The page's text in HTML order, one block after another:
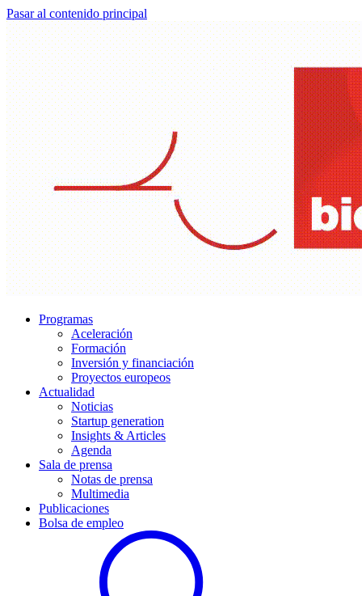
Pasar al contenido principal
Programas
Aceleración
Formación
Inversión y financiación
Proyectos europeos
Actualidad
Noticias
Startup generation
Insights & Articles
Agenda
Sala de prensa
Notas de prensa
Multimedia
Publicaciones
Bolsa de empleo